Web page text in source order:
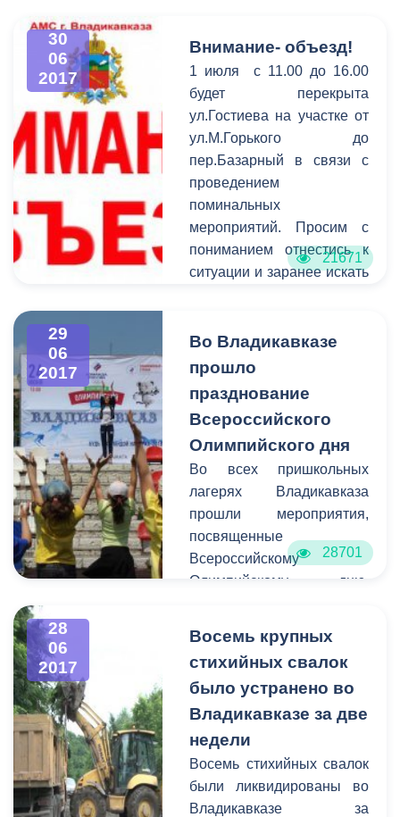
славные обычаи наших
предков.
противодействию
экстремизму и идеологии
терроризма Министерства
РСО-Алания по вопросам
национальных отношений
и Левобережной
30
06
2017
Внимание- объезд!
1 июля с 11.00 до 16.00
будет перекрыта
ул.Гостиева на участке от
ул.М.Горького до
пер.Базарный в связи с
проведением
поминальных
мероприятий. Просим с
пониманием отнестись к
ситуации и заранее искать
21671
29
06
2017
Во Владикавказе
прошло
празднование
Всероссийского
Олимпийского дня
Во всех пришкольных
лагерях Владикавказа
прошли мероприятия,
посвященные
Всероссийскому
Олимпийскому дню.
для детей на стадионе
СОШ №46 осетинские
спортсмены –
заслуженный мастер
спорта, параолимпийский
чемпион по футболу
Заурбек Пагаев,
серебряный призер
28701
28
06
2017
Восемь крупных
стихийных свалок
было устранено во
Владикавказе за две
недели
Восемь стихийных свалок
были ликвидированы во
Владикавказе за